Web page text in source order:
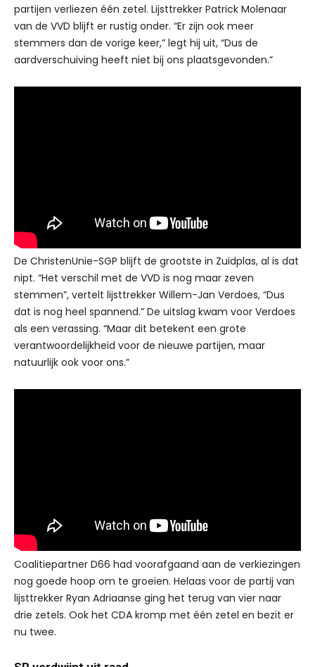
partijen verliezen één zetel. Lijsttrekker Patrick Molenaar
van de VVD blijft er rustig onder. “Er zijn ook meer
stemmers dan de vorige keer,” legt hij uit, “Dus de
aardverschuiving heeft niet bij ons plaatsgevonden.”
De ChristenUnie-SGP blijft de grootste in Zuidplas, al is dat
nipt. “Het verschil met de VVD is nog maar zeven
stemmen”, vertelt lijsttrekker Willem-Jan Verdoes, “Dus
dat is nog heel spannend.” De uitslag kwam voor Verdoes
als een verassing. “Maar dit betekent een grote
verantwoordelijkheid voor de nieuwe partijen, maar
natuurlijk ook voor ons.”
Coalitiepartner D66 had voorafgaand aan de verkiezingen
nog goede hoop om te groeien. Helaas voor de partij van
lijsttrekker Ryan Adriaanse ging het terug van vier naar
drie zetels. Ook het CDA kromp met één zetel en bezit er
nu twee.